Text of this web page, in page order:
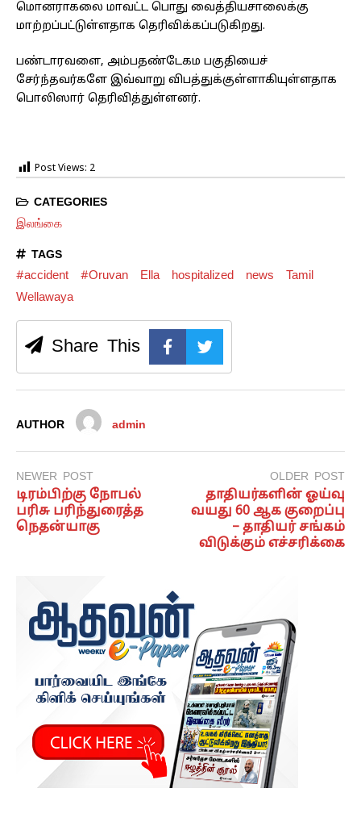
மொனராகலை மாவட்ட பொது வைத்தியசாலைக்கு
மாற்றப்பட்டுள்ளதாக தெரிவிக்கப்படுகிறது.
பண்டாரவளை, அம்பதண்டேகம பகுதியைச்
சேர்ந்தவர்களே இவ்வாறு விபத்துக்குள்ளாகியுள்ளதாக
பொலிஸார் தெரிவித்துள்ளனர்.
Post Views: 2
CATEGORIES
இலங்கை
TAGS
#accident #Oruvan Ella hospitalized news
Tamil
Wellawaya
Share This
AUTHOR admin
NEWER POST
டிரம்பிற்கு நோபல்
பரிசு பரிந்துரைத்த
நெதன்யாகு
OLDER POST
தாதியர்களின் ஓய்வு
வயது 60 ஆக குறைப்பு
– தாதியர் சங்கம்
விடுக்கும் எச்சரிக்கை